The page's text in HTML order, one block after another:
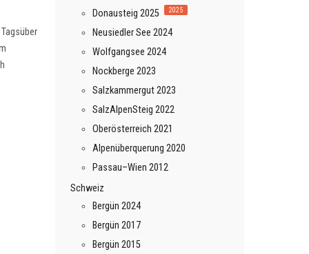
Donausteig 2025 2025
Neusiedler See 2024
Wolfgangsee 2024
Nockberge 2023
Salzkammergut 2023
SalzAlpenSteig 2022
Oberösterreich 2021
Alpenüberquerung 2020
Passau–Wien 2012
Schweiz
Bergün 2024
Bergün 2017
Bergün 2015